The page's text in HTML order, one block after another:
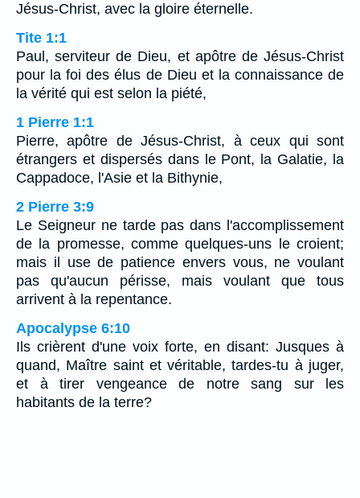
Jésus-Christ, avec la gloire éternelle.
Tite 1:1
Paul, serviteur de Dieu, et apôtre de Jésus-Christ
pour la foi des élus de Dieu et la connaissance de
la vérité qui est selon la piété,
1 Pierre 1:1
Pierre, apôtre de Jésus-Christ, à ceux qui sont
étrangers et dispersés dans le Pont, la Galatie, la
Cappadoce, l'Asie et la Bithynie,
2 Pierre 3:9
Le Seigneur ne tarde pas dans l'accomplissement
de la promesse, comme quelques-uns le croient;
mais il use de patience envers vous, ne voulant
pas qu'aucun périsse, mais voulant que tous
arrivent à la repentance.
Apocalypse 6:10
Ils crièrent d'une voix forte, en disant: Jusques à
quand, Maître saint et véritable, tardes-tu à juger,
et à tirer vengeance de notre sang sur les
habitants de la terre?